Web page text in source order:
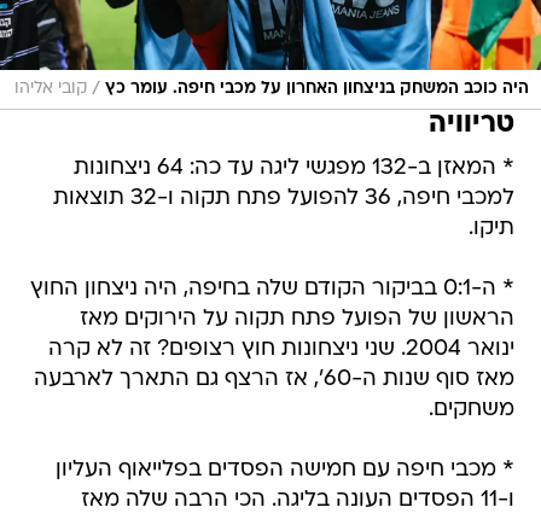
היה כוכב המשחק בניצחון האחרון על מכבי חיפה. עומר כץ / קובי אליהו
טריוויה
* המאזן ב-132 מפגשי ליגה עד כה: 64 ניצחונות
למכבי חיפה, 36 להפועל פתח תקוה ו-32 תוצאות
תיקו.
* ה-0:1 בביקור הקודם שלה בחיפה, היה ניצחון החוץ
הראשון של הפועל פתח תקוה על הירוקים מאז
ינואר 2004. שני ניצחונות חוץ רצופים? זה לא קרה
מאז סוף שנות ה-60', אז הרצף גם התארך לארבעה
משחקים.
* מכבי חיפה עם חמישה הפסדים בפלייאוף העליון
ו-11 הפסדים העונה בליגה. הכי הרבה שלה מאז